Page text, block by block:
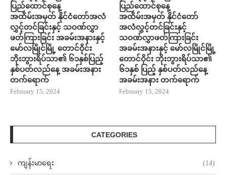
ပြည်ထောင်စုနေ့
အထိမ်းအမှတ် နိုင်ငံတော်အလံ
လွှင့်တင်ခြင်းနှင့် သဝဏ်လွှာ
ဖတ်ကြားခြင်း အခမ်းအနားနှင့်
မော်လမြိုင်မြို့ တောင်ဝိုင်း
ဘိုးဘွားရိပ်သာ၏ ၆၁နှစ်ပြည့်
နှစ်ပတ်လည်နေ့ အခမ်းအနား
တက်ရောက်
February 15, 2024
ပြည်ထောင်စုနေ့
အထိမ်းအမှတ် နိုင်ငံတော်
အလံလွှင့်တင်ခြင်းနှင့်
သဝဏ်လွှာဖတ်ကြားခြင်း
အခမ်းအနားနှင့် မော်လမြိုင်မြို့
တောင်ဝိုင်း ဘိုးဘွားရိပ်သာ၏
၆၁နှစ် ပြည့် နှစ်ပတ်လည်နေ့
အခမ်းအနား တက်ရောက်
February 15, 2024
CATEGORIES
ကျန်းမာရေး (14)